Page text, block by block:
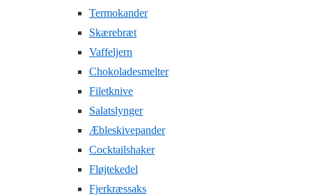
Termokander
Skærebræt
Vaffeljern
Chokoladesmelter
Filetknive
Salatslynger
Æbleskivepander
Cocktailshaker
Fløjtekedel
Fjerkræssaks